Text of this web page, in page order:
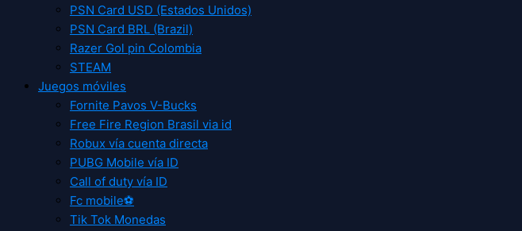
PSN Card USD (Estados Unidos)
PSN Card BRL (Brazil)
Razer Gol pin Colombia
STEAM
Juegos móviles
Fornite Pavos V-Bucks
Free Fire Region Brasil via id
Robux vía cuenta directa
PUBG Mobile vía ID
Call of duty vía ID
Fc mobile⚽
Tik Tok Monedas